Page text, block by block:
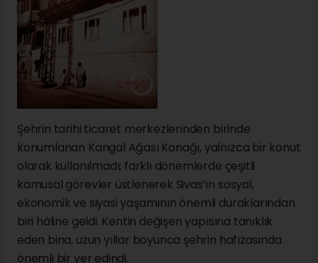
Şehrin tarihi ticaret merkezlerinden birinde
konumlanan Kangal Ağası Konağı, yalnızca bir konut
olarak kullanılmadı; farklı dönemlerde çeşitli
kamusal görevler üstlenerek Sivas’ın sosyal,
ekonomik ve siyasi yaşamının önemli duraklarından
biri hâline geldi. Kentin değişen yapısına tanıklık
eden bina, uzun yıllar boyunca şehrin hafızasında
önemli bir yer edindi.